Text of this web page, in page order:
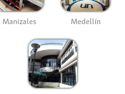
Manizales Medellín